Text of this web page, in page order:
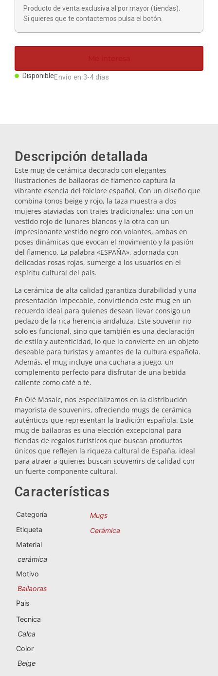
Llaveros
Posavasos
Tapones
Aceiteras
Salvamanteles
Vasos de chupito
Souvenirs por ciudad
Souvenirs de España
Souvenirs de Portugal
Souvenirs personalizados
A Coruña
Alicante
Badajoz
Barcelona
Producto de venta exclusiva al por mayor (tiendas).
Si quieres que te contactemos pulsa el botón.
Me interesa
DisponibleEnvío en 3-4 días
Descripción detallada
Este mug de cerámica decorado con elegantes
ilustraciones de bailaoras de flamenco captura la
vibrante esencia del folclore español. Con un diseño que
combina tonos beige y rojo, la taza muestra a dos
mujeres ataviadas con trajes tradicionales: una con un
vestido rojo de lunares blancos y la otra con un
impresionante vestido negro con volantes, ambas en
poses dinámicas que evocan el movimiento y la pasión
del flamenco. La palabra «ESPAÑA», adornada con
delicadas rosas rojas, sumerge a los usuarios en el
espíritu cultural del país.
La cerámica de alta calidad garantiza durabilidad y una
presentación impecable, convirtiendo este mug en un
recuerdo ideal para quienes desean llevar consigo un
pedazo de la rica herencia andaluza. Este souvenir no
solo es funcional, sino que también es una declaración
de estilo y autenticidad, lo que lo convierte en un objeto
deseable para turistas y amantes de la cultura española.
Además, el mug incluye una cuchara a juego, un
complemento perfecto para disfrutar de una bebida
caliente como café o té.
En Olé Mosaic, nos especializamos en la distribución
mayorista de souvenirs, ofreciendo mugs de cerámica
auténticos que representan la tradición española. Este
mug de bailaoras es una elección excepcional para
tiendas de regalos turísticos que buscan productos
únicos que reflejen la riqueza cultural de España, ideal
para atraer a quienes buscan souvenirs de calidad con
un fuerte componente cultural.
Características
Categoría
Mugs
Etiqueta
Cerámica
Material
cerámica
Motivo
Bailaoras
Pais
Tecnica
Calca
Color
Beige